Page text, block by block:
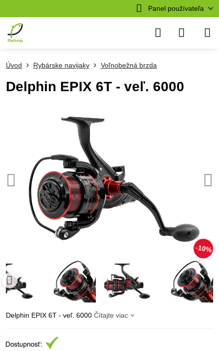
Panel používateľa
10%
Úvod Rybárske navijaky Voľnobežná brzda
Delphin EPIX 6T - veľ. 6000
Delphin EPIX 6T - veľ. 6000 Čítajte viac